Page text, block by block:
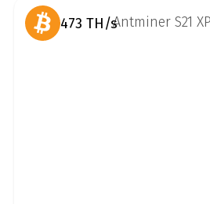
473 TH/s